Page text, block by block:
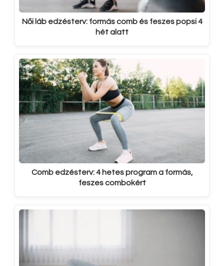
Női láb edzésterv: formás comb és feszes popsi 4
hét alatt
Comb edzésterv: 4 hetes program a formás,
feszes combokért